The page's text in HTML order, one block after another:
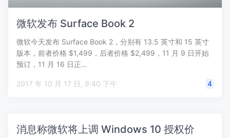
微软发布 Surface Book 2
微软今天发布 Surface Book 2，分别有 13.5 英寸和 15 英寸
版本，前者价格 $1,499，后者价格 $2,499，11 月 9 日开始
预订，11 月 16 日正…
2017 年 10 月 17 日, 9:40 下午 4
消息称微软将上调 Windows 10 授权价